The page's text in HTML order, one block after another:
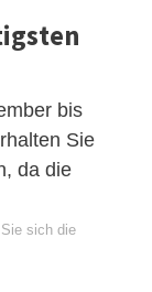
bis
Sie
da die
sich die